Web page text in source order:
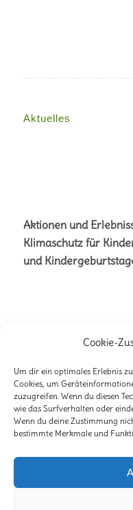
Cookie-
Um dir ein optimales Erlebnis
Cookies, um
zuzugreifen. Wenn du diesen
wie das Surfverhalten oder
Wenn du deine Zustimmung
bestimmte Merkmale und
Aktuelles
Aktionen und
Klimaschutz für
und
Verena + Volker
Stöckener Str. 125
30419 Hannover
Telefon: 0511-2281471